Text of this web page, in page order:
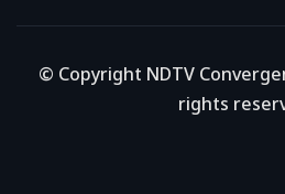
© Copyright NDTV
rights